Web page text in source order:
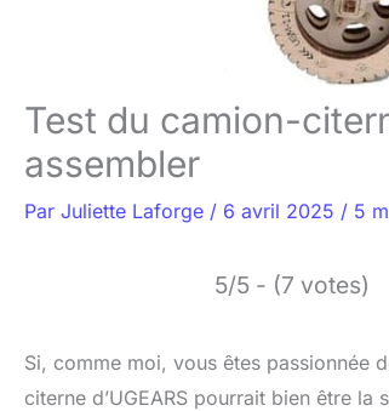
Test du camion-
assembler
Par Juliette Laforge / 6 avril 2025 / 5
5/5 - (7 votes)
Si, comme moi, vous êtes passionnée
citerne d’UGEARS pourrait bien être